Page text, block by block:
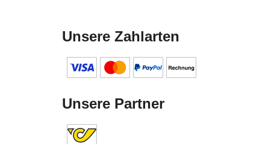
Unsere Zahlarten
Unsere Partner